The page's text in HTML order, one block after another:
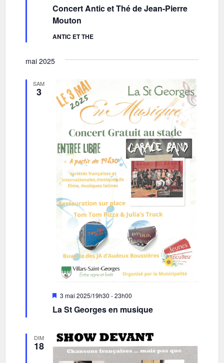
t
Concert Antic et Thé de Jean-Pierre
Mouton
avant
ANTIC ET THE
mai 2025
SAM
3
La St Georges en musique
Mis
avant
3 mai 2025/19h30 -23h00
DIM
18